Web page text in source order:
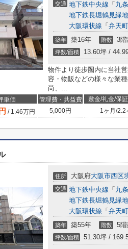
交通 地下鉄中央線 「 九条
地下鉄長堀鶴見緑地
大阪環状線 「 弁天町
築年 築16年 階数 3階
坪数/面積 13.60坪 /
物件より徒歩圏内に当社
容・物販などの様々な業
尚、...
単価 管理費・共益費 敷金/礼金/保
/ 1.46万円 5,000円 1ヶ月 /2.2
住所 大阪府大阪市西区
交通 地下鉄中央線 「 九条
地下鉄長堀鶴見緑地
大阪環状線 「 弁天町
築年 築55年 階数 5階
坪数/面積 51.30坪 /